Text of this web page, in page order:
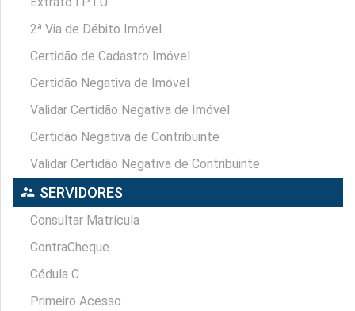
2ª Via de Débito Imóvel
Certidão de Cadastro Imóvel
Certidão Negativa de Imóvel
Validar Certidão Negativa de Imóvel
Certidão Negativa de Contribuinte
Validar Certidão Negativa de Contribuinte
supervisor_account SERVIDORES
Consultar Matrícula
ContraCheque
Cédula C
Primeiro Acesso